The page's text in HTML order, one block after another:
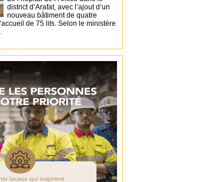
district d’Arafat, avec l’ajout d’un
nouveau bâtiment de quatre
de 75 lits. Selon le ministère